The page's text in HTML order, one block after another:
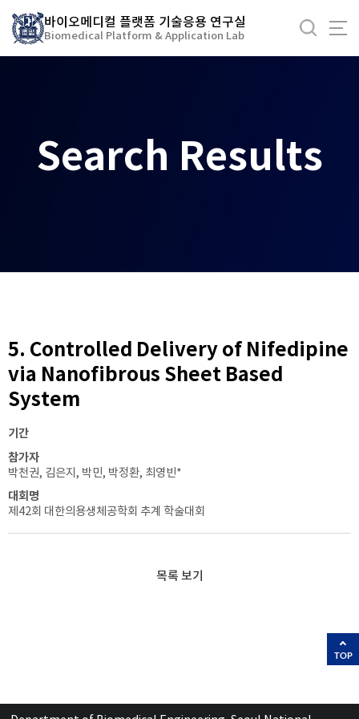
바이오메디컬 플랫폼 기술응용 연구실
Biomedical Platform & Application Lab
Search Results
5. Controlled Delivery of Nifedipine
via Nanofibrous Sheet Based
System
기간
참가자
박천권, 김은지, 박민, 박정환, 최영빈*
대회명
제42회 대한의용생체공학회 추계 학술대회
목록 보기
TOP